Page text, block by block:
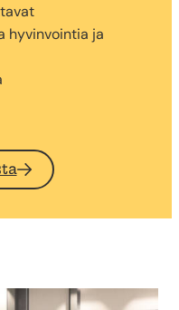
hyvinvointia ja